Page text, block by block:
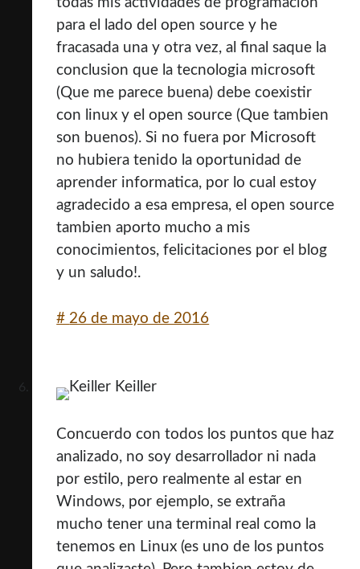
para el lado del open source y he
fracasada una y otra vez, al final saque la
conclusion que la tecnologia microsoft
(Que me parece buena) debe coexistir
con linux y el open source (Que tambien
son buenos). Si no fuera por Microsoft
no hubiera tenido la oportunidad de
aprender informatica, por lo cual estoy
agradecido a esa empresa, el open source
tambien aporto mucho a mis
conocimientos, felicitaciones por el blog
y un saludo!.
# 26 de mayo de 2016
Keiller
Concuerdo con todos los puntos que haz
analizado, no soy desarrollador ni nada
por estilo, pero realmente al estar en
Windows, por ejemplo, se extraña
mucho tener una terminal real como la
tenemos en Linux (es uno de los puntos